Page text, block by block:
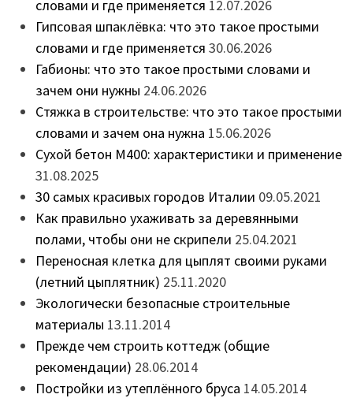
словами и где применяется 12.07.2026
Гипсовая шпаклёвка: что это такое простыми
словами и где применяется 30.06.2026
Габионы: что это такое простыми словами и
зачем они нужны 24.06.2026
Стяжка в строительстве: что это такое простыми
словами и зачем она нужна 15.06.2026
Сухой бетон М400: характеристики и применение
31.08.2025
30 самых красивых городов Италии 09.05.2021
Как правильно ухаживать за деревянными
полами, чтобы они не скрипели 25.04.2021
Переносная клетка для цыплят своими руками
(летний цыплятник) 25.11.2020
Экологически безопасные строительные
материалы 13.11.2014
Прежде чем строить коттедж (общие
рекомендации) 28.06.2014
Постройки из утеплённого бруса 14.05.2014